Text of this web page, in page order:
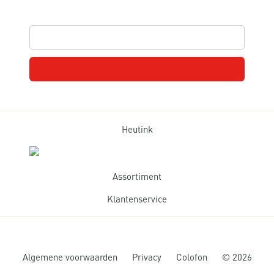
Heutink
Assortiment
Klantenservice
Algemene voorwaarden Privacy Colofon © 2026